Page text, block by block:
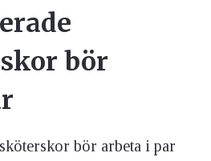
bör
bör arbeta i par